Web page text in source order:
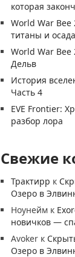
которая
World War
титаны и
World War Bee
Дельв
История
Часть 4
EVE Frontier:
разбор лора
Свежие
Трактирр к
Озеро в
Ноунейм к
новичков —
Avoker к
Озеро в